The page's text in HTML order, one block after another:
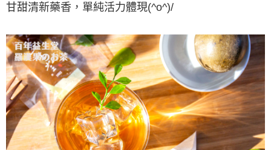
甘甜清新藥香，單純活力體現(^o^)/